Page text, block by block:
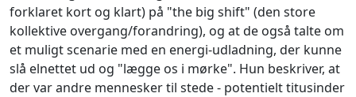
forklaret kort og klart) på "the big shift" (den store
kollektive overgang/forandring), og at de også talte om
et muligt scenarie med en energi-udladning, der kunne
slå elnettet ud og "lægge os i mørke". Hun beskriver, at
der var andre mennesker til stede - potentielt titusinder